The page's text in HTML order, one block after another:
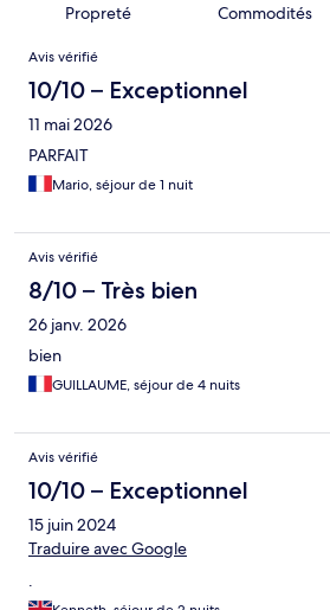
Propreté Commodités
Avis
Avis vérifié
10/10 – Exceptionnel
11 mai 2026
PARFAIT
Mario, séjour de 1 nuit
Avis vérifié
8/10 – Très bien
26 janv. 2026
bien
GUILLAUME, séjour de 4 nuits
Avis vérifié
10/10 – Exceptionnel
15 juin 2024
Traduire avec Google
.